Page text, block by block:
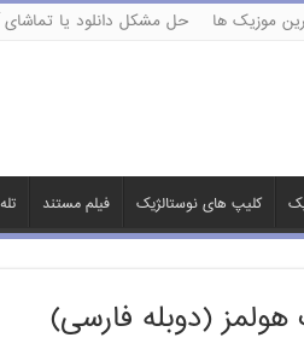
موزیک ها حل مشکل دانلود یا تماشای
کلیپ های نوستالژیک فیلم مستند
(دوبله فارسی)